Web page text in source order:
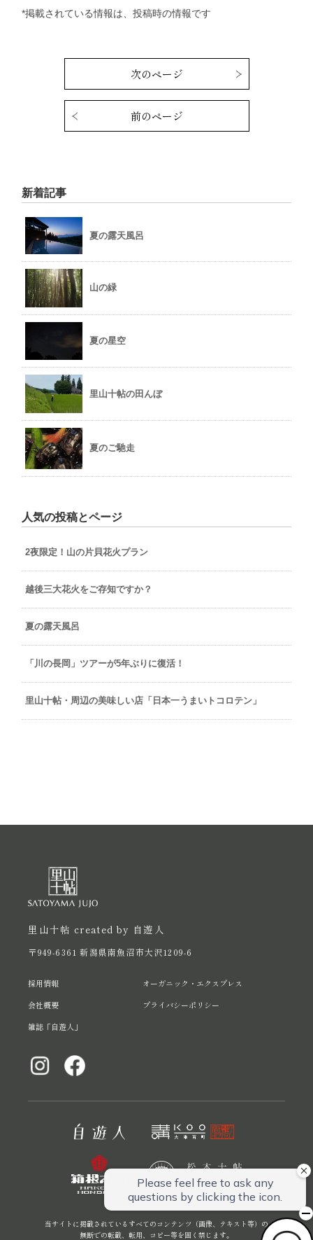
*掲載されている情報は、投稿時の情報です
次のページ
前のページ
新着記事
夏の露天風呂
山の緑
夏の星空
里山十帖の田んぼ
夏のご馳走
人気の投稿とページ
2夜限定！山の片貝花火プラン
越後三大花火をご存知ですか？
夏の露天風呂
「川の長岡」ツアーが5年ぶりに復活！
里山十帖・周辺の美味しい店「日本一うまいトコロテン」
里山十帖 created by 自遊人
〒949-6361 新潟県南魚沼市大沢1209-6
採用情報
会社概要
雑誌「自遊人」
オーガニック・エクスプレス
プライバシーポリシー
当サイトに掲載されているすべてのコンテンツ（画像、テキスト等）の
無断での転載、転用、コピー等を固く禁じます。